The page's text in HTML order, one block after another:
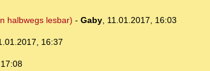
halbwegs lesbar) - Gaby, 11.01.2017, 16:03
16:37